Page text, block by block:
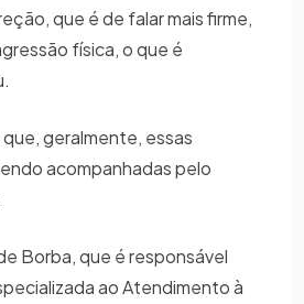
que é de falar mais firme,
física, o que é
geralmente, essas
acompanhadas pelo
Borba, que é responsável
ao Atendimento à